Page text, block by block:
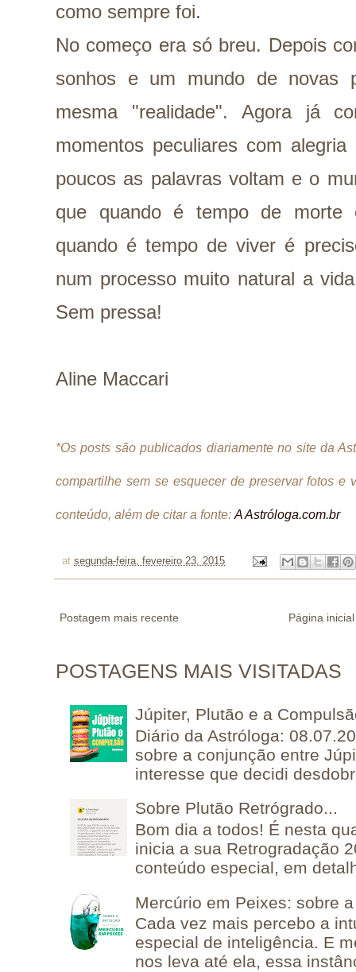
como sempre foi.
No começo era só breu. Depois
sonhos e um mundo de novas
mesma "realidade". Agora já
momentos peculiares com
poucos as palavras voltam e o
que quando é tempo de morte
quando é tempo de viver é
num processo muito natural a
Sem pressa!
Aline Maccari
*Os posts são publicados diariamente no site da
compartilhe sem se esquecer de preservar fotos e
conteúdo, além de citar a fonte: A Astróloga.com.br
at segunda-feira, fevereiro 23, 2015
Postagem mais recente Página inicial
POSTAGENS MAIS VISITADAS
Júpiter, Plutão e a
Diário da Astróloga:
sobre a conjunção entre
interesse que decidi
Sobre Plutão Retrógrado...
Bom dia a todos! É nesta
inicia a sua Retrogradação
conteúdo especial, em
Mercúrio em Peixes: sobre
Cada vez mais percebo a
especial de inteligência. E
nos leva até ela, essa